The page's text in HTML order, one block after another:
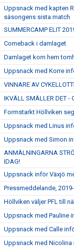
Uppsnack med kapten
säsongens sista match
SUMMERCAMP ELIT
Comeback i damlaget
Damlaget kom hem
Uppsnack med Korre
VINNARE AV
IKVÄLL SMÄLLER DET -
Formstarkt Höllviken
Uppsnack med Linus
Uppsnack med Simon
ANMÄLNINGARNA
IDAG!
Uppsnack inför Växjö
Pressmeddelande,
Höllviken väljer PFL till
Uppsnack med Pauline
Uppsnack med Calle
Uppsnack med Nicolina